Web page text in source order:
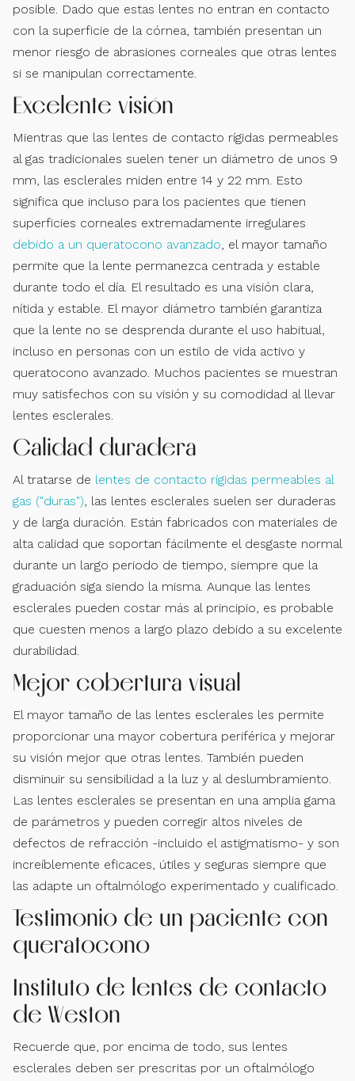
posible. Dado que estas lentes no entran en contacto
con la superficie de la córnea, también presentan un
menor riesgo de abrasiones corneales que otras lentes
si se manipulan correctamente.
Excelente visión
Mientras que las lentes de contacto rígidas permeables
al gas tradicionales suelen tener un diámetro de unos 9
mm, las esclerales miden entre 14 y 22 mm. Esto
significa que incluso para los pacientes que tienen
superficies corneales extremadamente irregulares
debido a un queratocono avanzado, el mayor tamaño
permite que la lente permanezca centrada y estable
durante todo el día. El resultado es una visión clara,
nítida y estable. El mayor diámetro también garantiza
que la lente no se desprenda durante el uso habitual,
incluso en personas con un estilo de vida activo y
queratocono avanzado. Muchos pacientes se muestran
muy satisfechos con su visión y su comodidad al llevar
lentes esclerales.
Calidad duradera
Al tratarse de lentes de contacto rígidas permeables al
gas ("duras"), las lentes esclerales suelen ser duraderas
y de larga duración. Están fabricados con materiales de
alta calidad que soportan fácilmente el desgaste normal
durante un largo periodo de tiempo, siempre que la
graduación siga siendo la misma. Aunque las lentes
esclerales pueden costar más al principio, es probable
que cuesten menos a largo plazo debido a su excelente
durabilidad.
Mejor cobertura visual
El mayor tamaño de las lentes esclerales les permite
proporcionar una mayor cobertura periférica y mejorar
su visión mejor que otras lentes. También pueden
disminuir su sensibilidad a la luz y al deslumbramiento.
Las lentes esclerales se presentan en una amplia gama
de parámetros y pueden corregir altos niveles de
defectos de refracción -incluido el astigmatismo- y son
increíblemente eficaces, útiles y seguras siempre que
las adapte un oftalmólogo experimentado y cualificado.
Testimonio de un paciente con
queratocono
Instituto de lentes de contacto
de Weston
Recuerde que, por encima de todo, sus lentes
esclerales deben ser prescritas por un oftalmólogo